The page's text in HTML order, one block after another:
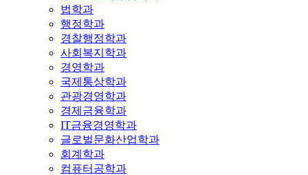
법학과
행정학과
경찰행정학과
사회복지학과
경영학과
국제통상학과
관광경영학과
경제금융학과
IT금융경영학과
글로벌문화산업학과
회계학과
컴퓨터공학과